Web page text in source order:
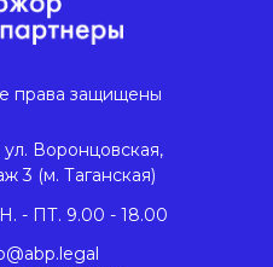
ул. Воронцовская,
3 (м. Таганская)
права защищены
- ПТ. 9.00 - 18.00